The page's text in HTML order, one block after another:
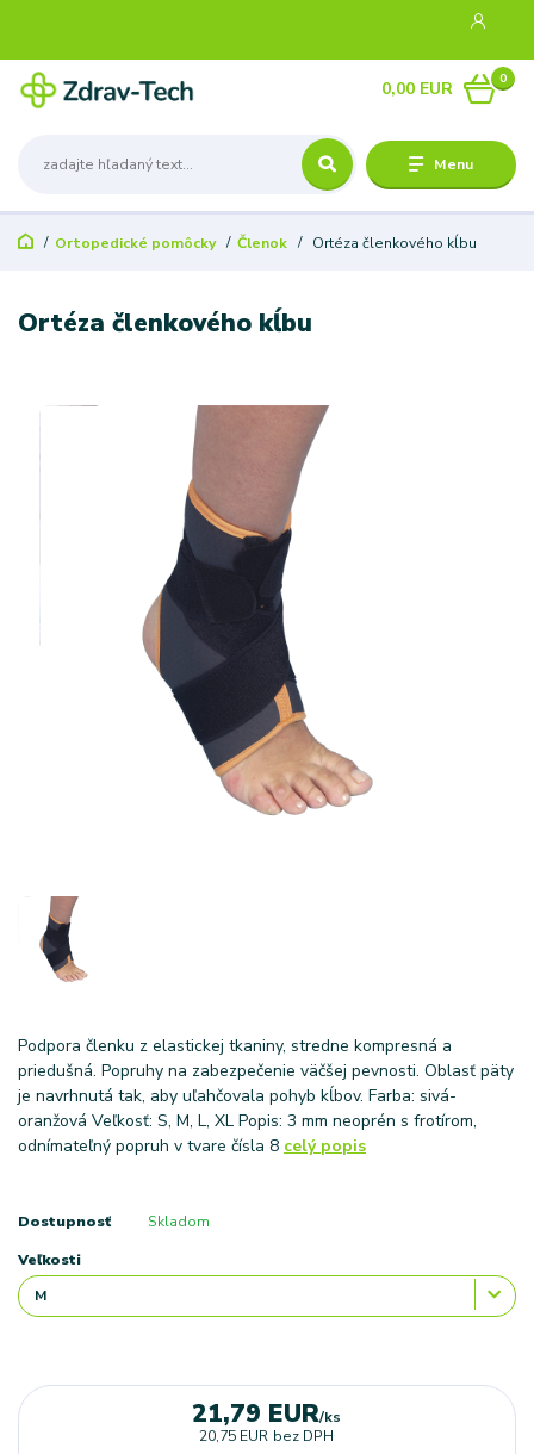
Menu
0
0,00 EUR
Ortopedické pomôcky Členok Ortéza členkového kĺbu
Ortéza členkového kĺbu
Podpora členku z elastickej tkaniny, stredne kompresná a
priedušná. Popruhy na zabezpečenie väčšej pevnosti. Oblasť päty
je navrhnutá tak, aby uľahčovala pohyb kĺbov. Farba: sivá-
oranžová Veľkosť: S, M, L, XL Popis: 3 mm neoprén s frotírom,
odnímateľný popruh v tvare čísla 8 celý popis
Dostupnosť Skladom
Veľkosti
21,79 EUR/ks
20,75 EUR bez DPH